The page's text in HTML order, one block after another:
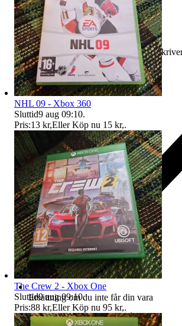
Ersättning om varan inte är som
Ersättning om du inte får din vara
NHL 09 - Xbox 360
Sluttid9 aug 09:10.
Pris:13 kr,Eller Köp nu 15 kr,.
The Crew 2 - Xbox One
Sluttid9 aug 09:10.
Pris:88 kr,Eller Köp nu 95 kr,.